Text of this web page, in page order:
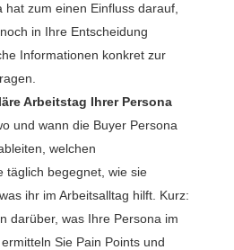
zum einen Einfluss darauf,
in Ihre Entscheidung
Informationen konkret zur
Arbeitstag Ihrer Persona
und wann die Buyer Persona
welchen
täglich begegnet, wie sie
ihr im Arbeitsalltag hilft. Kurz:
darüber, was Ihre Persona im
Sie Pain Points und